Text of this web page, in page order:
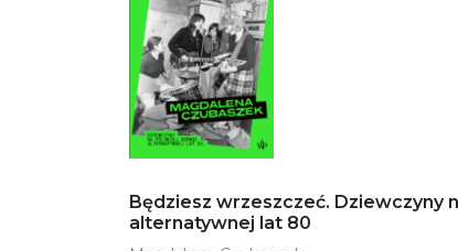
Będziesz wrzeszczeć. Dziewczyny
alternatywnej lat 80